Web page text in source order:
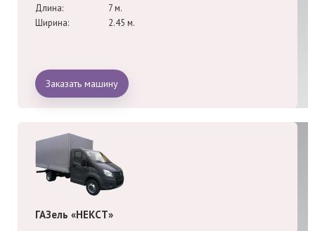
Длина:
7 м.
Ширина:
2.45 м.
Заказать машину
ГАЗель «НЕКСТ»